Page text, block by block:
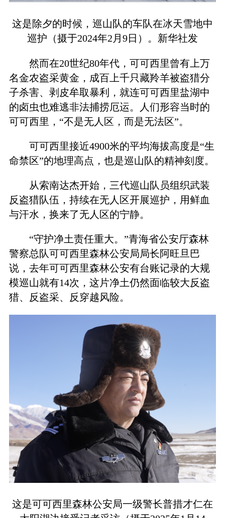
这是除夕的时候，巡山队的车队在冰天雪地中
巡护（摄于2024年2月9日）。新华社发
然而在20世纪80年代，可可西里曾有上万
名金农盗采黄金，成百上千只藏羚羊被盗猎分
子杀害、剥皮牟取暴利，就连可可西里盐湖中
的卤虫也难逃非法捕捞厄运。人们形容当时的
可可西里，“不是无人区，而是无法区”。
可可西里接近4900米的平均海拔高度是“生
命禁区”的地理高点，也是巡山队的精神刻度。
从索南达杰开始，三代巡山队员组织武装
反盗猎队伍，持续在无人区开展巡护，用鲜血
与汗水，换来了无人区的宁静。
“守护净土责任重大。”青海省公安厅森林
警察总队可可西里森林公安局局长阿旺旦巴
说，去年可可西里森林公安有台账记录的大规
模巡山就有14次，这片净土仍然面临较大反盗
猎、反盗采、反穿越风险。
这是可可西里森林公安局一级警长普措才仁在